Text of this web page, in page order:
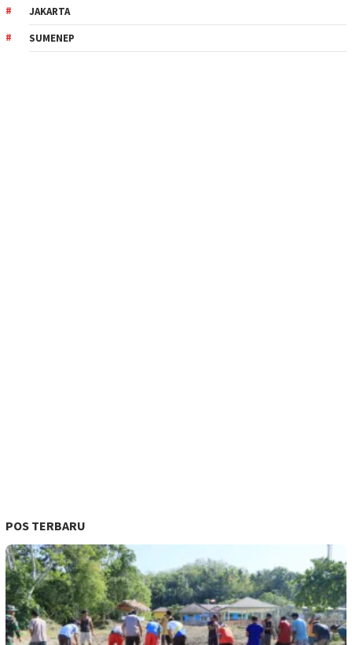
JAKARTA
SUMENEP
POS TERBARU